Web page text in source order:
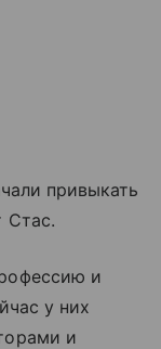
привыкать
Стас.
и
у них
и